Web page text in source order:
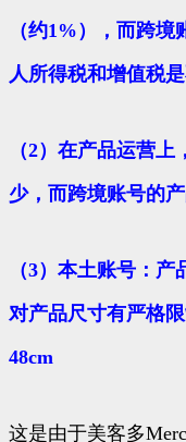
（约1%），而跨
人所得税和增值税
（2）在产品运营
少，而跨境账号的
（3）本土账号：
对产品尺寸有严格
48cm
这是由于美客多